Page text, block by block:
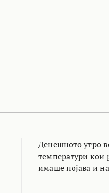
Денешното утро
температури кои
имаше појава и